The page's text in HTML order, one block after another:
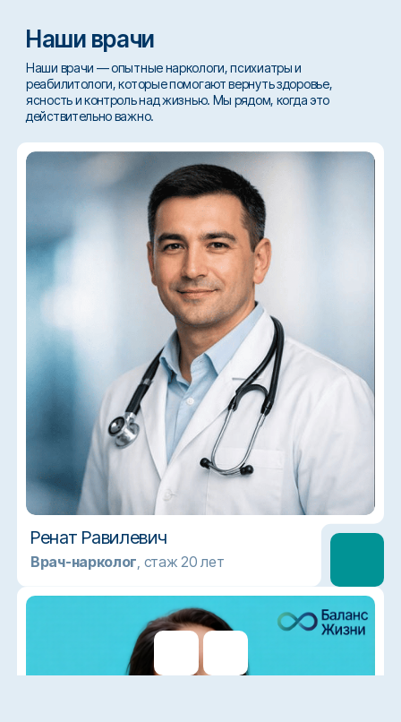
Все врачи
Наши врачи
Наши врачи — опытные наркологи, психиатры и
реабилитологи, которые помогают вернуть здоровье,
ясность и контроль над жизнью. Мы рядом, когда это
действительно важно.
Ренат Равилевич
Врач-нарколог , стаж 20 лет